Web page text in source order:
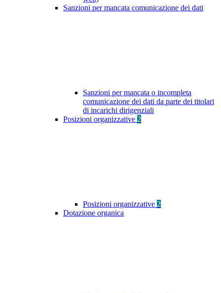
Sanzioni per mancata comunicazione dei dati
Sanzioni per mancata o incompleta
comunicazione dei dati da parte dei titolari
di incarichi dirigenziali
Posizioni organizzative 2
Posizioni organizzative 2
Dotazione organica